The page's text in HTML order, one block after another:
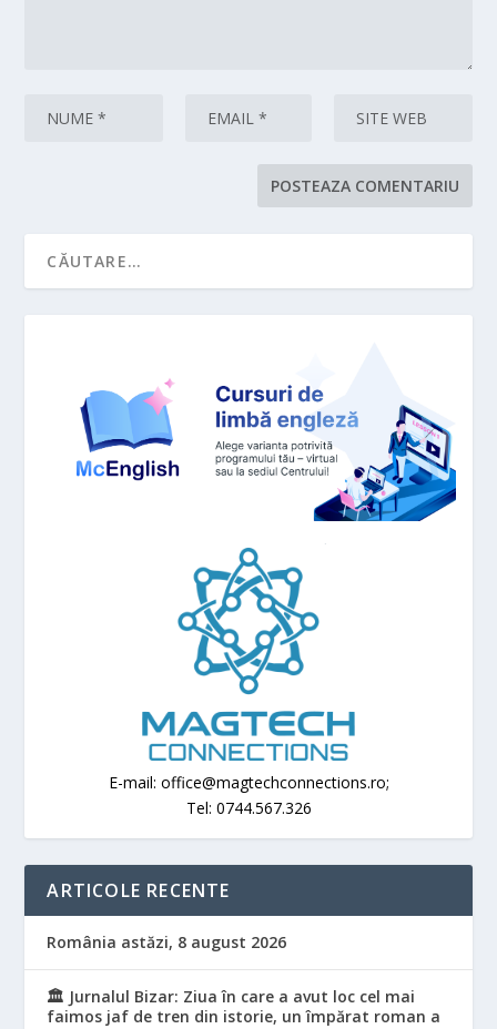
E-mail: office@magtechconnections.ro;
Tel: 0744.567.326
ARTICOLE RECENTE
România astăzi, 8 august 2026
🏛️ Jurnalul Bizar: Ziua în care a avut loc cel mai
faimos jaf de tren din istorie, un împărat roman a